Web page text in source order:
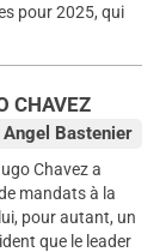
pour 2025, qui
CHAVEZ
Angel Bastenier
Chavez a
mandats à la
pour autant, un
que le leader